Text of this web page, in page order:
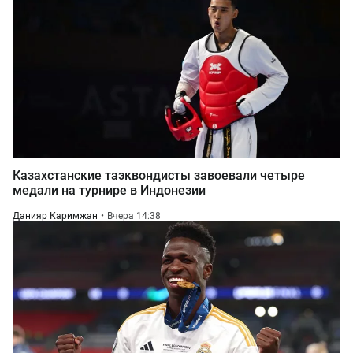
Казахстанские таэквондисты завоевали четыре
медали на турнире в Индонезии
Данияр Каримжан Вчера 14:38